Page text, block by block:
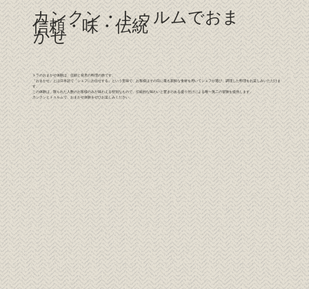
カンクン・トゥルムでおま
かせ
信頼・味・伝統
トラのおまかせ体験は、信頼と発見の料理の旅です。
「おまかせ」とは日本語で「シェフにお任せする」という意味で、お客様はその日に最も新鮮な食材を用いてシェフが選び、調理した料理をお楽しみいただけま
す。
この体験は、限られた人数のお客様のみが味わえる特別なもので、伝統的な味わいと驚きのある盛り付けによる唯一無二の冒険を提供します。
カンクンとトゥルムで、おまかせ体験をぜひお楽しみください。